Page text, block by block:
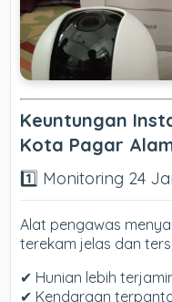
Keuntungan
Kota Pagar
1️⃣ Monitoring 24
Alat pengawas
terekam jelas dan
✔ Hunian lebih
✔ Kendaraan